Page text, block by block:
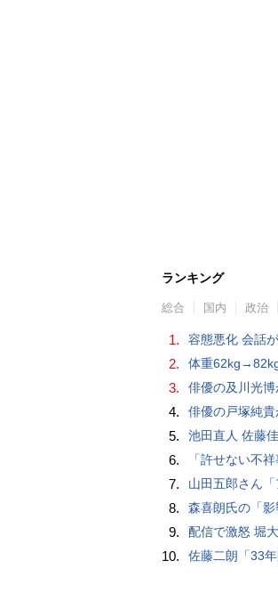
ランキング
総合 国内 政治
1. 容態悪化 会話
2. 体重
3. 俳優の及川光
4. 俳優の戸塚純
5. 池田直人 佐藤
6. 「許せない不
7. 山田五郎さん
8. 森喜朗氏の「
9. 配信で激怒 堀
10. 佐藤二朗「33年間で初めて」妻と